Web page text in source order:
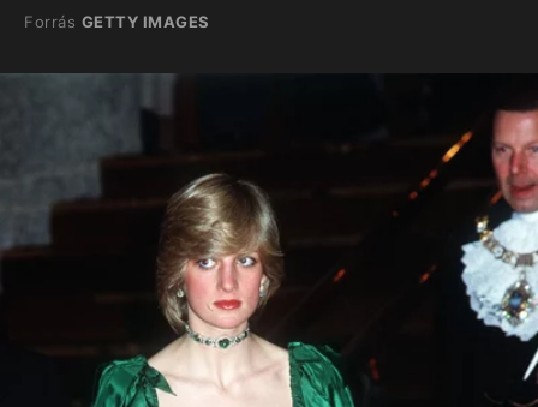
Forrás GETTY IMAGES